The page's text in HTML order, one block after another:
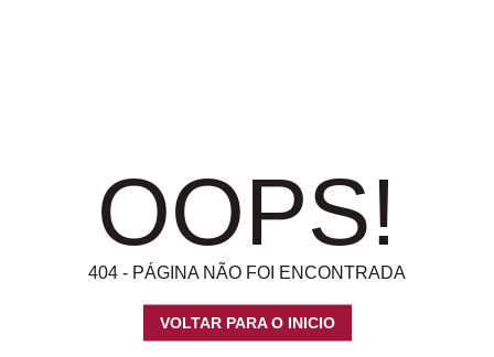
OOPS!
404 - PÁGINA NÃO FOI ENCONTRADA
VOLTAR PARA O INICIO